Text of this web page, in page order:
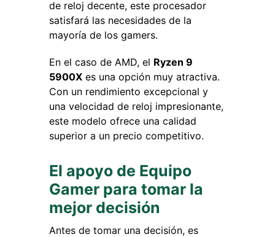
de reloj decente, este procesador
satisfará las necesidades de la
mayoría de los gamers.
En el caso de AMD, el Ryzen 9
5900X es una opción muy atractiva.
Con un rendimiento excepcional y
una velocidad de reloj impresionante,
este modelo ofrece una calidad
superior a un precio competitivo.
El apoyo de Equipo
Gamer para tomar la
mejor decisión
Antes de tomar una decisión, es